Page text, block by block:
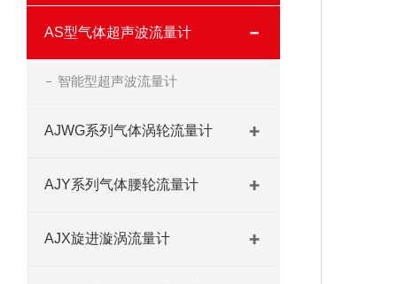
AS型气体超声波流量计
智能型超声波流量计
AJWG系列气体涡轮流量计
AJY系列气体腰轮流量计
AJX旋进漩涡流量计